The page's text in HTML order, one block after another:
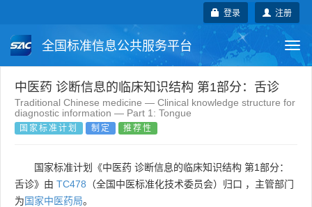
注册
登录
全国标准信息公共服务平台
国家标准 行业标准 地方标准
团体标准 企业标准
中医药 诊断信息的临床知识结构 第1部分：舌诊
Traditional Chinese medicine — Clinical knowledge structure for
diagnostic information — Part 1: Tongue
国家标准计划 制定 推荐性
国家标准计划《中医药 诊断信息的临床知识结构 第1部分：
舌诊》由 TC478 （全国中医标准化技术委员会）归口 ，主管部门
为国家中医药局。